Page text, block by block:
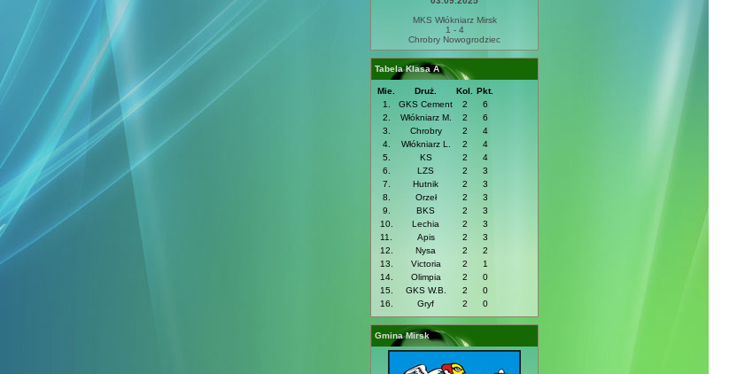
MKS Włókniarz Mirsk
1 - 4
Chrobry Nowogrodziec
Tabela Klasa A
Mie. Druż. Kol.
Pkt.
1.
GKS Cement 2
6
2.
Włókniarz M. 2
6
3.
Chrobry 2
4
4.
Włókniarz L. 2
4
5.
KS 2
4
6.
LZS 2
3
7.
Hutnik 2
3
8.
Orzeł 2
3
9.
BKS 2
3
10.
Lechia 2
3
11.
Apis 2
3
12.
Nysa 2
2
13.
Victoria 2
1
14.
Olimpia 2
0
15.
GKS W.B. 2
0
16.
Gryf 2 0
Gmina Mirsk